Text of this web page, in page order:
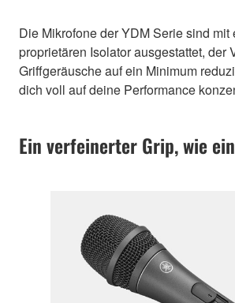
Die Mikrofone der YDM Serie sind mit
proprietären Isolator ausgestattet, der
Griffgeräusche auf ein Minimum
dich voll auf deine Performance
Ein verfeinerter Grip, wie